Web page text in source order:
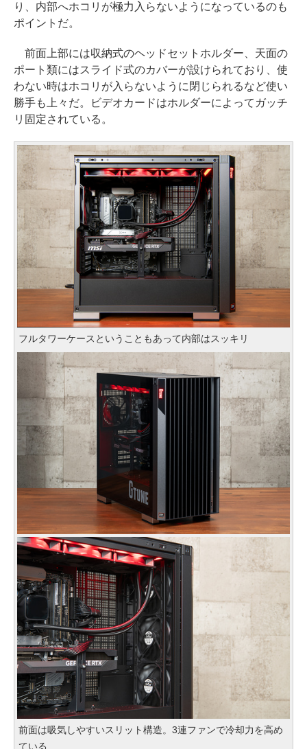
り、内部へホコリが極力入らないようになっているのも
ポイントだ。
前面上部には収納式のヘッドセットホルダー、天面の
ポート類にはスライド式のカバーが設けられており、使
わない時はホコリが入らないように閉じられるなど使い
勝手も上々だ。ビデオカードはホルダーによってガッチ
リ固定されている。
フルタワーケースということもあって内部はスッキリ
前面は吸気しやすいスリット構造。3連ファンで冷却力を高め
ている